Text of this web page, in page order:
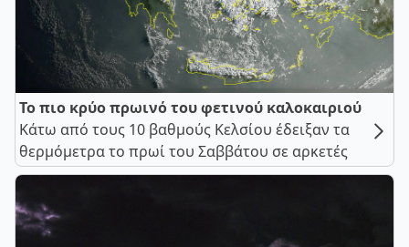
Το πιο κρύο πρωινό του φετινού καλοκαιριού
Κάτω από τους 10 βαθμούς Κελσίου έδειξαν τα
θερμόμετρα το πρωί του Σαββάτου σε αρκετές